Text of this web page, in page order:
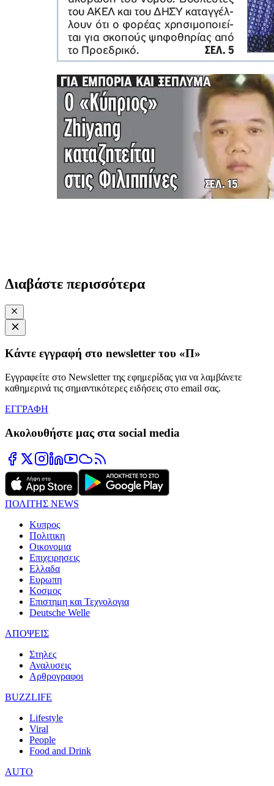
Διαβάστε περισσότερα
Κάντε εγγραφή στο newsletter του «Π»
Εγγραφείτε στο Newsletter της εφημερίδας για να λαμβάνετε
καθημερινά τις σημαντικότερες ειδήσεις στο email σας.
ΕΓΓΡΑΦΗ
Ακολουθήστε μας στα social media
ΠΟΛΙΤΗΣ NEWS
Κυπρος
Πολιτικη
Οικονομια
Επιχειρησεις
Ελλαδα
Ευρωπη
Κοσμος
Επιστημη και Τεχνολογια
Deutsche Welle
ΑΠΟΨΕΙΣ
Στηλες
Αναλυσεις
Αρθρογραφοι
BUZZLIFE
Lifestyle
Viral
People
Food and Drink
AUTO